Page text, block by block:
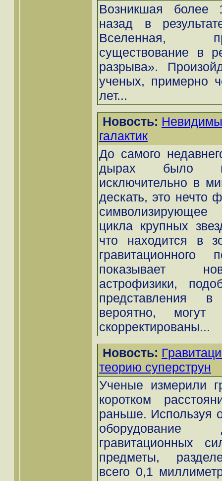
Возникшая более
назад в
Вселенная,
существование в
разрыва».
ученых, примерно
лет...
Новость:
галактик
До самого
дырах было
исключительно в
дескать, это нечто
цикла крупных
что находится в
показывает
астрофизики,
представления
вероятно, могут
скорректированы...
Новость:
теорию суперструн
Ученые измерили
коротком
раньше. Используя
гравитационных
предметы,
всего 0,1